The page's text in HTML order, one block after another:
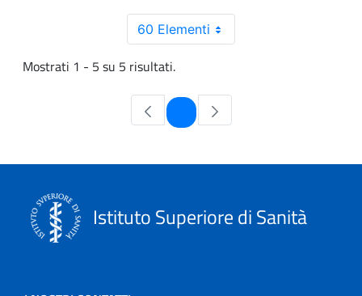
60 Elementi
Mostrati 1 - 5 su 5 risultati.
Pagina
Istituto Superiore di Sanità